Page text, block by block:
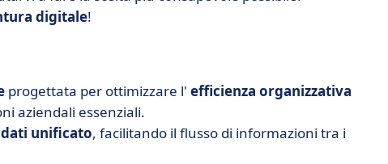
digitale!
progettata per ottimizzare l' efficienza organizzativa
aziendali essenziali.
unificato, facilitando il flusso di informazioni tra i